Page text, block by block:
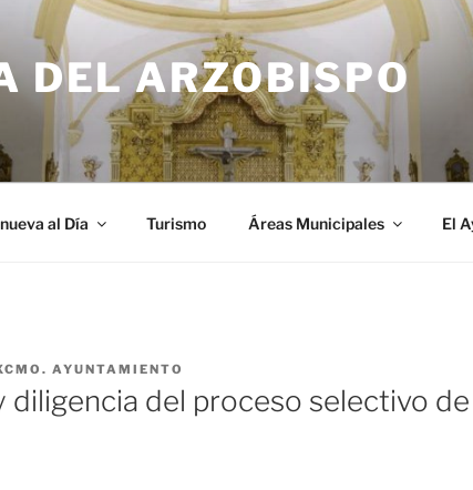
DEL ARZOBISPO
al Día Turismo Áreas Municipales El
AYUNTAMIENTO
diligencia del proceso selectivo